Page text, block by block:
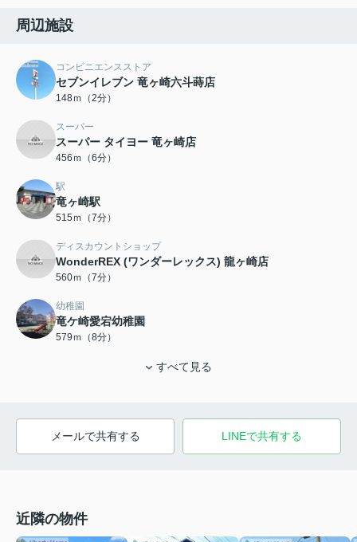
周辺施設
コンビニエンスストア
セブンイレブン 竜ヶ崎六斗蒔店
148ｍ（2分）
スーパー
スーパー タイヨー 竜ヶ崎店
456ｍ（6分）
駅
竜ヶ崎駅
515ｍ（7分）
ディスカウントショップ
WonderREX (ワンダーレックス) 龍ヶ崎店
560ｍ（7分）
幼稚園
竜ケ崎愛宕幼稚園
579ｍ（8分）
すべて見る
メールで共有する LINEで共有する
近隣の物件